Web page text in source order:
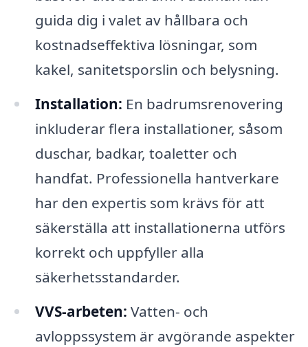
guida dig i valet av hållbara och
kostnadseffektiva lösningar, som
kakel, sanitetsporslin och belysning.
Installation: En badrumsrenovering
inkluderar flera installationer, såsom
duschar, badkar, toaletter och
handfat. Professionella hantverkare
har den expertis som krävs för att
säkerställa att installationerna utförs
korrekt och uppfyller alla
säkerhetsstandarder.
VVS-arbeten: Vatten- och
avloppssystem är avgörande aspekter